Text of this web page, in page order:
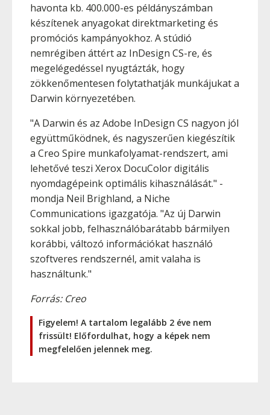
havonta kb. 400.000-es példányszámban
készítenek anyagokat direktmarketing és
promóciós kampányokhoz. A stúdió
nemrégiben áttért az InDesign CS-re, és
megelégedéssel nyugtázták, hogy
zökkenőmentesen folytathatják munkájukat a
Darwin környezetében.
"A Darwin és az Adobe InDesign CS nagyon jól
együttműködnek, és nagyszerűen kiegészítik
a Creo Spire munkafolyamat-rendszert, ami
lehetővé teszi Xerox DocuColor digitális
nyomdagépeink optimális kihasználását." -
mondja Neil Brighland, a Niche
Communications igazgatója. "Az új Darwin
sokkal jobb, felhasználóbarátabb bármilyen
korábbi, változó információkat használó
szoftveres rendszernél, amit valaha is
használtunk."
Forrás: Creo
Figyelem! A tartalom legalább 2 éve nem
frissült! Előfordulhat, hogy a képek nem
megfelelően jelennek meg.